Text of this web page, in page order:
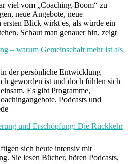
viel vom „Coaching-Boom“ zu
neue Angebote, neue
Blick wirkt es, als würde ein
Schaut man genauer hin, zeigt
– warum Gemeinschaft mehr ist als
der persönliche Entwicklung
geworden ist und doch fühlen sich
Es gibt Programme,
Podcasts und
und Erschöpfung: Die Rückkehr
sich heute intensiv mit
Sie lesen Bücher, hören Podcasts,